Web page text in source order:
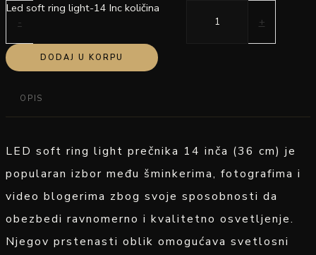
-
Led soft ring light-14 Inc količina
+
DODAJ U KORPU
OPIS
LED soft ring light prečnika 14 inča (36 cm) je
popularan izbor među šminkerima, fotografima i
video blogerima zbog svoje sposobnosti da
obezbedi ravnomerno i kvalitetno osvetljenje.
Njegov prstenasti oblik omogućava svetlosni